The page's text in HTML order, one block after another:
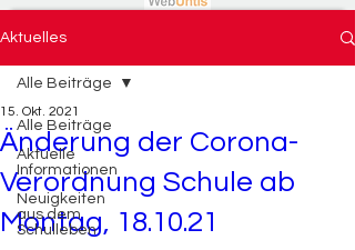
Aktuelles
Alle Beiträge
Aktuelle
Informationen
Neuigkeiten
aus dem
Schulleben
Alle Beiträge
Änderung der Corona-
Verordnung Schule ab
Montag, 18.10.21
15. Okt. 2021